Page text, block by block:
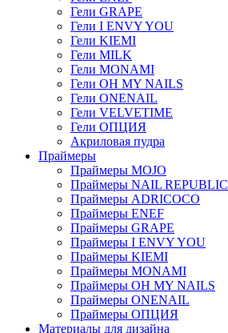
Гели GRAPE
Гели I ENVY YOU
Гели KIEMI
Гели MILK
Гели MONAMI
Гели OH MY NAILS
Гели ONENAIL
Гели VELVETIME
Гели ОПЦИЯ
Акриловая пудра
Праймеры
Праймеры MOJO
Праймеры NAIL REPUBLIC
Праймеры ADRICOCO
Праймеры ENEF
Праймеры GRAPE
Праймеры I ENVY YOU
Праймеры KIEMI
Праймеры MONAMI
Праймеры OH MY NAILS
Праймеры ONENAIL
Праймеры ОПЦИЯ
Материалы для дизайна